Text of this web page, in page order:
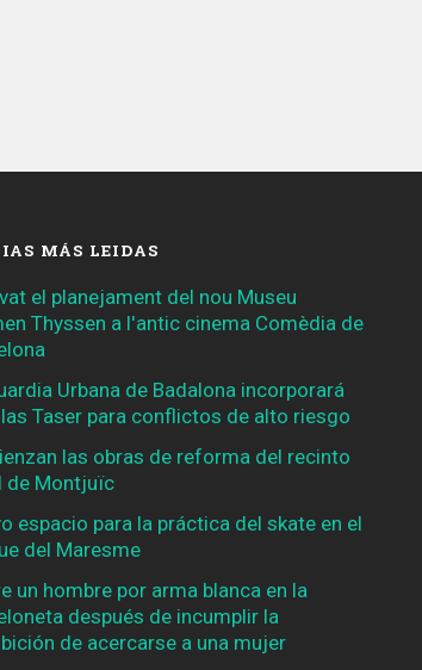
MÁS LEIDAS
el planejament del nou Museu
Thyssen a l'antic cinema Comèdia de
Urbana de Badalona incorporará
Taser para conflictos de alto riesgo
las obras de reforma del recinto
de Montjuïc
espacio para la práctica del skate en el
del Maresme
un hombre por arma blanca en la
después de incumplir la
de acercarse a una mujer